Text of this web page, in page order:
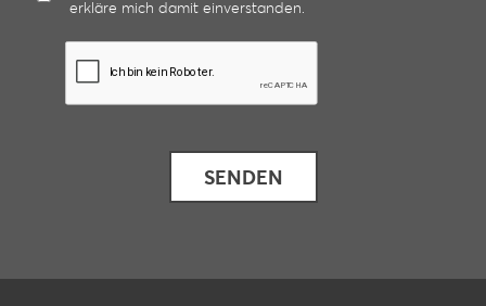
erkläre mich damit einverstanden.